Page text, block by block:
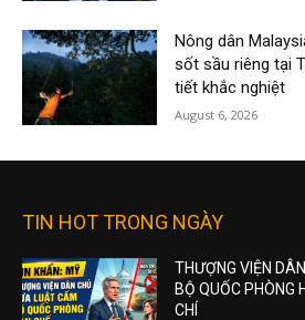
Nông dân
sốt sầu riêng tại
tiết khắc nghiệt
August 6, 2026
TIN HOT TRONG NGÀY
THƯỢNG VIỆN
BỘ QUỐC PHÒNG
CHÍ